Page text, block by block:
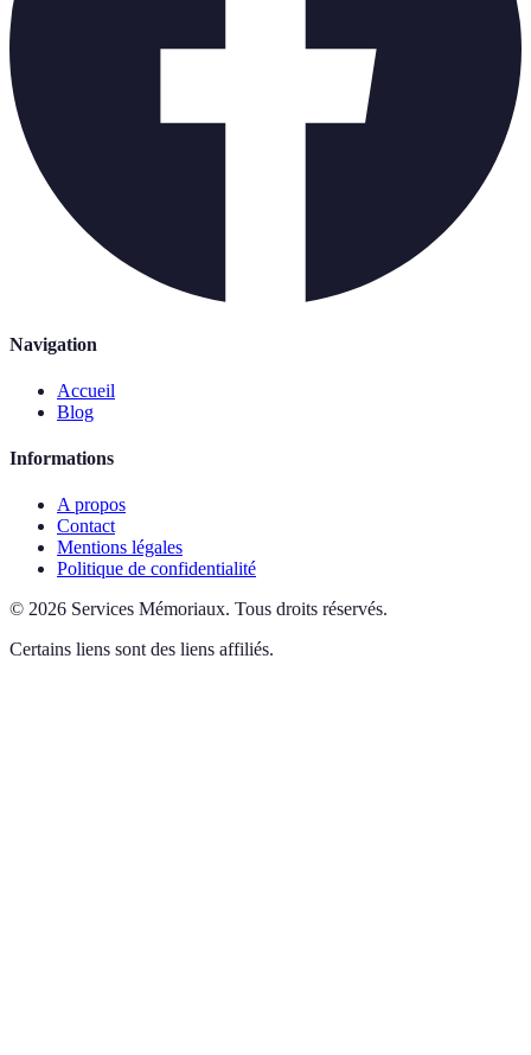
Navigation
Accueil
Blog
Informations
A propos
Contact
Mentions légales
Politique de confidentialité
© 2026 Services Mémoriaux. Tous droits réservés.
Certains liens sont des liens affiliés.